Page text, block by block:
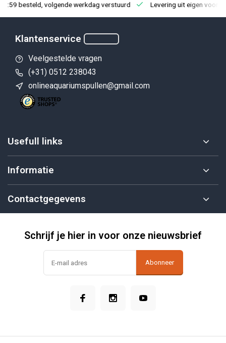
besteld, volgende werkdag verstuurd Levering uit eigen
Klantenservice
Veelgestelde vragen
(+31) 0512 238043
onlineaquariumspullen@gmail.com
Usefull links
Informatie
Contactgegevens
Schrijf je hier in voor onze nieuwsbrief
Abonneer